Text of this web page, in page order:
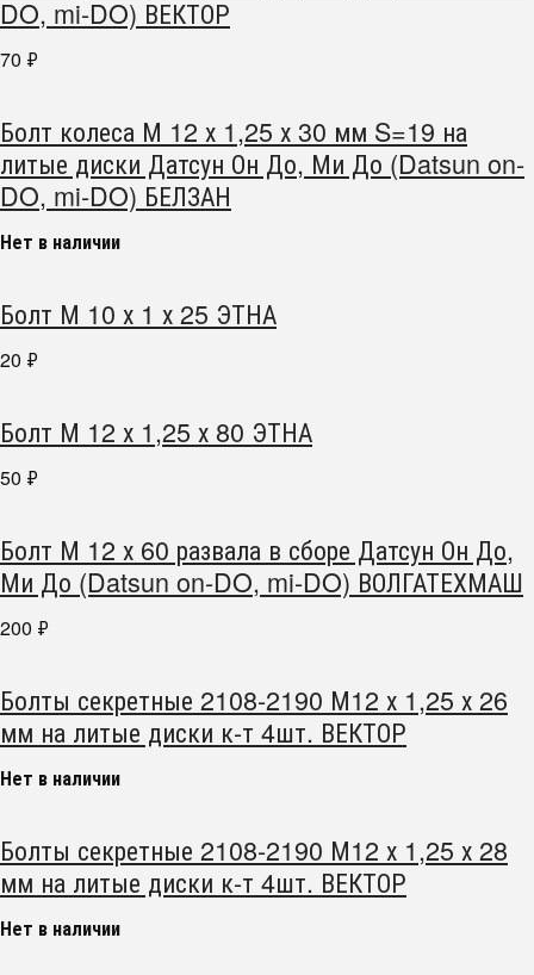
DO, mi-DO) ВЕКТОР
70 ₽
Болт колеса М 12 х 1,25 х 30 мм S=19 на
литые диски Датсун Он До, Ми До (Datsun on-
DO, mi-DO) БЕЛЗАН
Нет в наличии
Болт М 10 х 1 х 25 ЭТНА
20 ₽
Болт М 12 х 1,25 х 80 ЭТНА
50 ₽
Болт М 12 х 60 развала в сборе Датсун Он До,
Ми До (Datsun on-DO, mi-DO) ВОЛГАТЕХМАШ
200 ₽
Болты секретные 2108-2190 М12 х 1,25 х 26
мм на литые диски к-т 4шт. ВЕКТОР
Нет в наличии
Болты секретные 2108-2190 М12 х 1,25 х 28
мм на литые диски к-т 4шт. ВЕКТОР
Нет в наличии